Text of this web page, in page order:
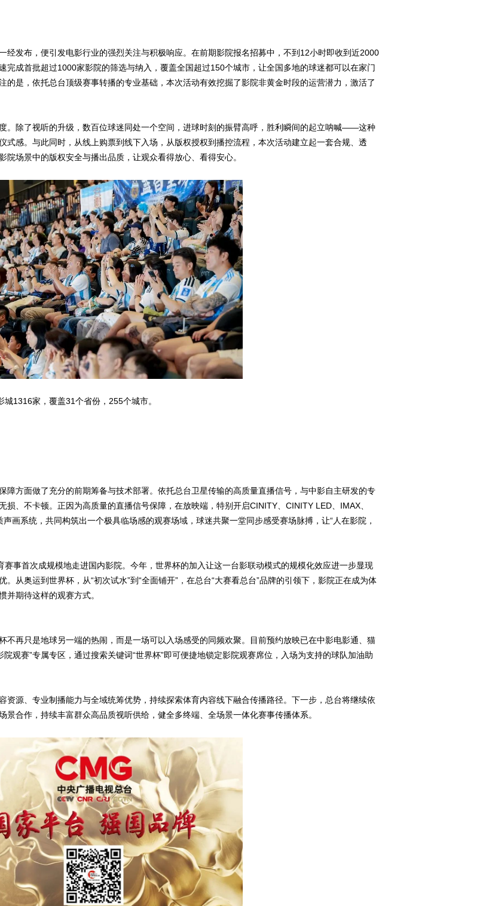
经发布，便引发电影行业的强烈关注与积极响应。在前期影院报名招募中，不到12小时即收到近2000
完成首批超过1000家影院的筛选与纳入，覆盖全国超过150个城市，让全国多地的球迷都可以在家门
的是，依托总台顶级赛事转播的专业基础，本次活动有效挖掘了影院非黄金时段的运营潜力，激活了
。除了视听的升级，数百位球迷同处一个空间，进球时刻的振臂高呼，胜利瞬间的起立呐喊——这种
式感。与此同时，从线上购票到线下入场，从版权授权到播控流程，本次活动建立起一套合规、透
场景中的版权安全与播出品质，让观众看得放心、看得安心。
1316家，覆盖31个省份，255个城市。
障方面做了充分的前期筹备与技术部署。依托总台卫星传输的高质量直播信号，与中影自主研发的专
、不卡顿。正因为高质量的直播信号保障，在放映端，特别开启CINITY、CINITY LED、IMAX、
画系统，共同构筑出一个极具临场感的观赛场域，球迷共聚一堂同步感受赛场脉搏，让“人在影院，
赛事首次成规模地走进国内影院。今年，世界杯的加入让这一台影联动模式的规模化效应进一步显现
从奥运到世界杯，从“初次试水”到“全面铺开”，在总台“大赛看总台”品牌的引领下，影院正在成为体
并期待这样的观赛方式。
不再只是地球另一端的热闹，而是一场可以入场感受的同频欢聚。目前预约放映已在中影电影通、猫
观赛”专属专区，通过搜索关键词“世界杯”即可便捷地锁定影院观赛席位，入场为支持的球队加油助
资源、专业制播能力与全域统筹优势，持续探索体育内容线下融合传播路径。下一步，总台将继续依
合作，持续丰富群众高品质视听供给，健全多终端、全场景一体化赛事传播体系。